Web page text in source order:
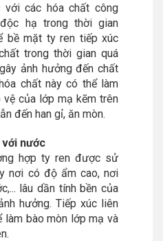
các hóa chất công
hạ trong thời gian
bề mặt ty ren tiếp xúc
trong thời gian quá
ảnh hưởng đến chất
chất này có thể làm
của lớp mạ kẽm trên
đến han gỉ, ăn mòn.
nước
hợp ty ren được sử
nơi có độ ẩm cao, nơi
lâu dần tính bền của
hưởng. Tiếp xúc liên
làm bào mòn lớp mạ và